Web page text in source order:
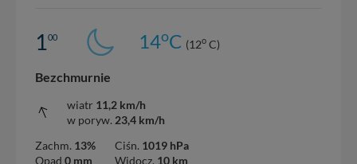
100 14oC (12o C)
Bezchmurnie
wiatr 11,2 km/h
w poryw. 23,4 km/h
Zachm. 13%
Opad 0 mm
Ciśn. 1019 hPa
Widocz. 10 km